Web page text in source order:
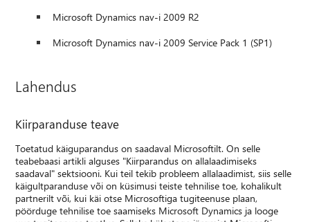
Microsoft Dynamics nav-i 2009 R2
Microsoft Dynamics nav-i 2009 Service Pack 1 (SP1)
Lahendus
Kiirparanduse teave
Toetatud käiguparandus on saadaval Microsoftilt. On selle
teabebaasi artikli alguses "Kiirparandus on allalaadimiseks
saadaval" sektsiooni. Kui teil tekib probleem allalaadimist, siis selle
käigultparanduse või on küsimusi teiste tehnilise toe, kohalikult
partnerilt või, kui käi otse Microsoftiga tugiteenuse plaan,
pöörduge tehnilise toe saamiseks Microsoft Dynamics ja looge